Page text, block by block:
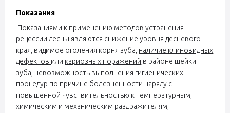
Показания
Показаниями к применению методов устранения
рецессии десны являются снижение уровня десневого
края, видимое оголения корня зуба, наличие клиновидных
дефектов или кариозных поражений в районе шейки
зуба, невозможность выполнения гигиенических
процедур по причине болезненности наряду с
повышенной чувствительностью к температурным,
химическим и механическим раздражителям,